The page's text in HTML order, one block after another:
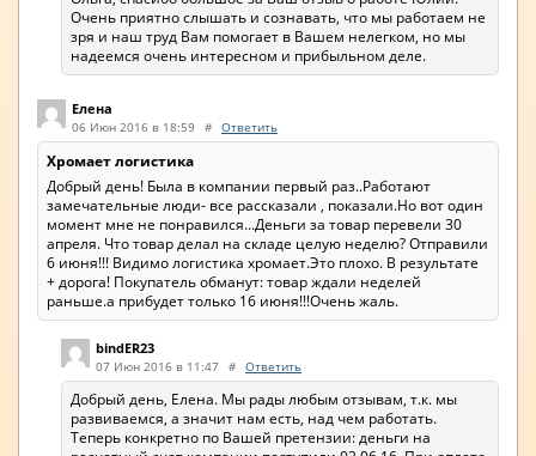
Очень приятно слышать и сознавать, что мы работаем не
зря и наш труд Вам помогает в Вашем нелегком, но мы
надеемся очень интересном и прибыльном деле.
Елена
06 Июн 2016 в 18:59 # Ответить
Хромает логистика
Добрый день! Была в компании первый раз..Работают
замечательные люди- все рассказали , показали.Но вот один
момент мне не понравился...Деньги за товар перевели 30
апреля. Что товар делал на складе целую неделю? Отправили
6 июня!!! Видимо логистика хромает.Это плохо. В результате
+ дорога! Покупатель обманут: товар ждали неделей
раньше.а прибудет только 16 июня!!!Очень жаль.
bindER23
07 Июн 2016 в 11:47 # Ответить
Добрый день, Елена. Мы рады любым отзывам, т.к. мы
развиваемся, а значит нам есть, над чем работать.
Теперь конкретно по Вашей претензии: деньги на